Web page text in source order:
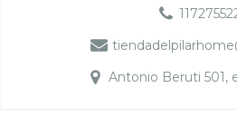
Antonio Beruti 501,